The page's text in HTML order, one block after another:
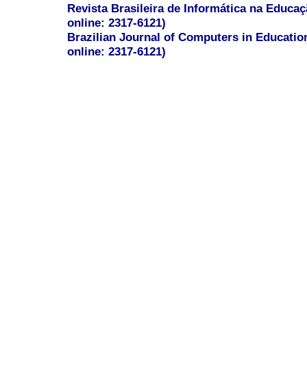
Revista Brasileira de Informática na
online: 2317-6121)
Brazilian Journal of Computers in
online: 2317-6121)